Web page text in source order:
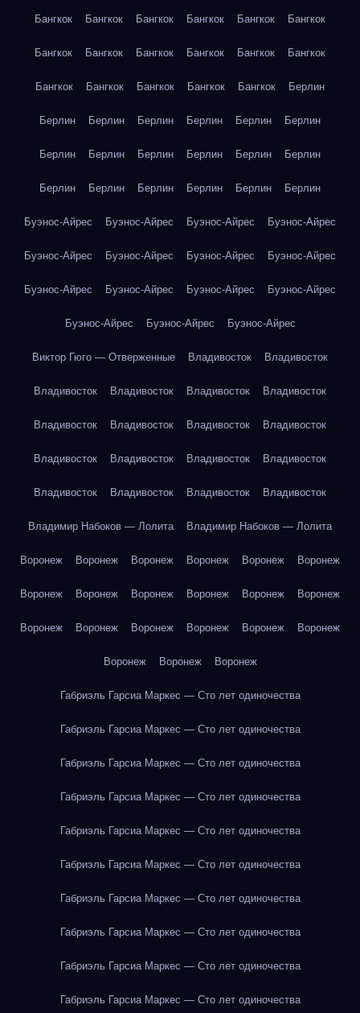
Бангкок Бангкок Бангкок Бангкок Бангкок Бангкок
Бангкок Бангкок Бангкок Бангкок Бангкок Бангкок
Бангкок Бангкок Бангкок Бангкок Бангкок Берлин
Берлин Берлин Берлин Берлин Берлин Берлин
Берлин Берлин Берлин Берлин Берлин Берлин
Берлин Берлин Берлин Берлин Берлин Берлин
Буэнос-Айрес Буэнос-Айрес Буэнос-Айрес Буэнос-Айрес
Буэнос-Айрес Буэнос-Айрес Буэнос-Айрес Буэнос-Айрес
Буэнос-Айрес Буэнос-Айрес Буэнос-Айрес Буэнос-Айрес
Буэнос-Айрес Буэнос-Айрес Буэнос-Айрес
Виктор Гюго — Отверженные Владивосток Владивосток
Владивосток Владивосток Владивосток Владивосток
Владивосток Владивосток Владивосток Владивосток
Владивосток Владивосток Владивосток Владивосток
Владивосток Владивосток Владивосток Владивосток
Владимир Набоков — Лолита Владимир Набоков — Лолита
Воронеж Воронеж Воронеж Воронеж Воронеж Воронеж
Воронеж Воронеж Воронеж Воронеж Воронеж Воронеж
Воронеж Воронеж Воронеж Воронеж Воронеж Воронеж
Воронеж Воронеж Воронеж
Габриэль Гарсиа Маркес — Сто лет одиночества
Габриэль Гарсиа Маркес — Сто лет одиночества
Габриэль Гарсиа Маркес — Сто лет одиночества
Габриэль Гарсиа Маркес — Сто лет одиночества
Габриэль Гарсиа Маркес — Сто лет одиночества
Габриэль Гарсиа Маркес — Сто лет одиночества
Габриэль Гарсиа Маркес — Сто лет одиночества
Габриэль Гарсиа Маркес — Сто лет одиночества
Габриэль Гарсиа Маркес — Сто лет одиночества
Габриэль Гарсиа Маркес — Сто лет одиночества